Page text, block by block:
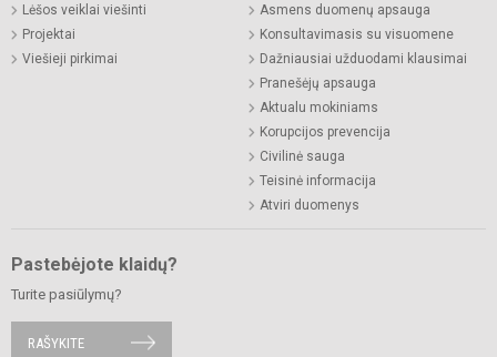
Lėšos veiklai viešinti
Projektai
Viešieji pirkimai
Asmens duomenų apsauga
Konsultavimasis su visuomene
Dažniausiai užduodami klausimai
Pranešėjų apsauga
Aktualu mokiniams
Korupcijos prevencija
Civilinė sauga
Teisinė informacija
Atviri duomenys
Pastebėjote klaidų?
Turite pasiūlymų?
RAŠYKITE